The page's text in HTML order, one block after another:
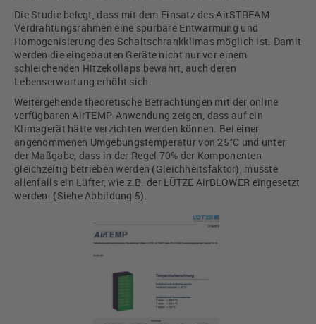
Die Studie belegt, dass mit dem Einsatz des AirSTREAM
Verdrahtungsrahmen eine spürbare Entwärmung und
Homogenisierung des Schaltschrankklimas möglich ist. Damit
werden die eingebauten Geräte nicht nur vor einem
schleichenden Hitzekollaps bewahrt, auch deren
Lebenserwartung erhöht sich.
Weitergehende theoretische Betrachtungen mit der online
verfügbaren AirTEMP-Anwendung zeigen, dass auf ein
Klimagerät hätte verzichten werden können. Bei einer
angenommenen Umgebungstemperatur von 25°C und unter
der Maßgabe, dass in der Regel 70% der Komponenten
gleichzeitig betrieben werden (Gleichheitsfaktor), müsste
allenfalls ein Lüfter, wie z.B. der LÜTZE AirBLOWER eingesetzt
werden. (Siehe Abbildung 5).